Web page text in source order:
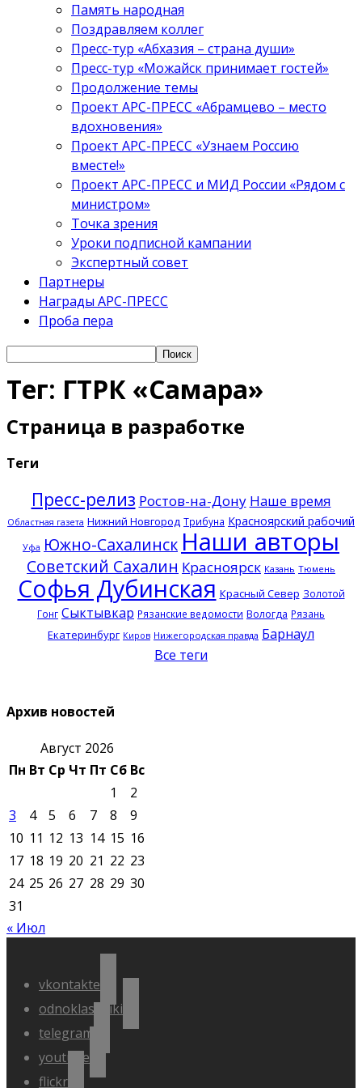
Память народная
Поздравляем коллег
Пресс-тур «Абхазия – страна души»
Пресс-тур «Можайск принимает гостей»
Продолжение темы
Проект АРС-ПРЕСС «Абрамцево – место
вдохновения»
Проект АРС-ПРЕСС «Узнаем Россию
вместе!»
Проект АРС-ПРЕСС и МИД России «Рядом с
министром»
Точка зрения
Уроки подписной кампании
Экспертный совет
Партнеры
Награды АРС-ПРЕСС
Проба пера
Тег: ГТРК «Самара»
Страница в разработке
Теги
Пресс-релиз Ростов-на-Дону Наше время
Областная газета Нижний Новгород Трибуна Красноярский рабочий
Уфа Южно-Сахалинск Наши авторы
Советский Сахалин Красноярск Казань Тюмень
Софья Дубинская Красный Север Золотой
Гонг Сыктывкар Рязанские ведомости Вологда Рязань
Екатеринбург Киров Нижегородская правда Барнаул
Все теги
Архив новостей
Август 2026
Пн Вт Ср Чт Пт Сб Вс
1
2
3
4 5 6 7 8
9
10 11 12 13 14 15 16
17 18 19 20 21 22 23
24 25 26 27 28 29 30
31
« Июл
vkontakte
odnoklassniki
telegram
youtube
flickr